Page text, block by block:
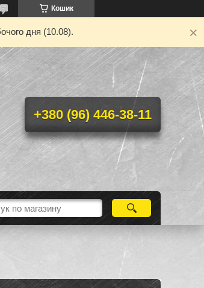
Кошик
дня (10.08).
+380 (96) 446-38-11